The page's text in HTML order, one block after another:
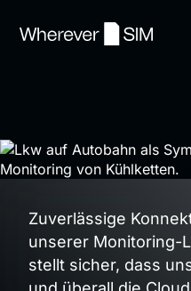
Zuverlässige
unserer Monitoring-
stellt sicher, dass